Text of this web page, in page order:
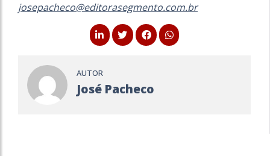
josepacheco@editorasegmento.com.br
AUTOR
José Pacheco